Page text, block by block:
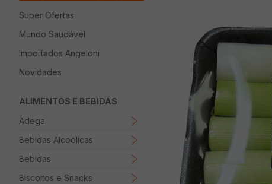
Papel Higienico
Macarrão
Ovo
Super Ofertas
Mundo Saudável
Importados Angeloni
Novidades
ALIMENTOS E BEBIDAS
Adega
Bebidas Alcoólicas
Bebidas
Biscoitos e Snacks